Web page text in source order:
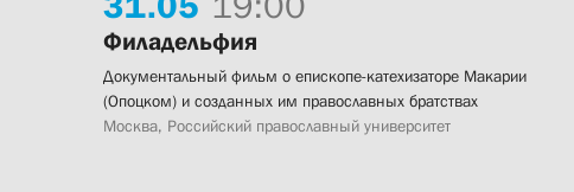
Филадельфия
Документальный фильм о епископе-катехизаторе Макарии
(Опоцком) и созданных им православных братствах
Москва, Российский православный университет